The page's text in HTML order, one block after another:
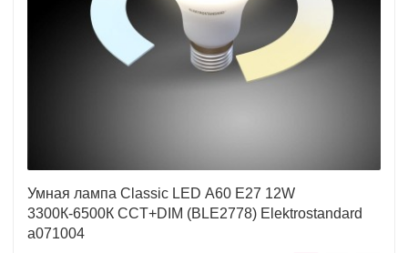
Умная лампа Classic LED А60 Е27 12W
3300К-6500К CCT+DIM (BLE2778) Elektrostandard
a071004